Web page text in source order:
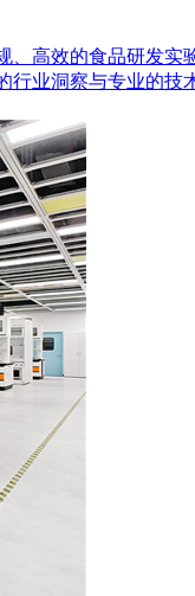
高效的食品研发
业洞察与专业的技